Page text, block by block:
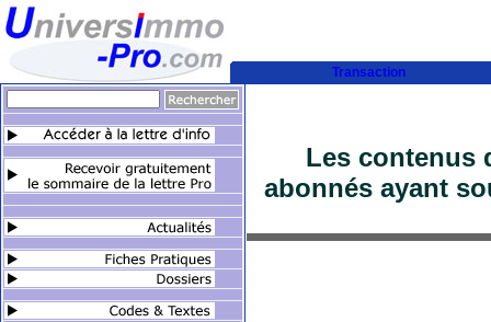
Transaction
Les contenus
abonnés ayant